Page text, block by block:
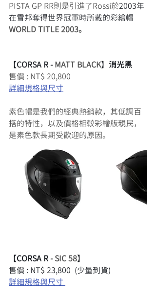
PISTA GP RR則是引進了Rossi於2003年
在雪邦奪得世界冠軍時所戴的彩繪帽
WORLD TITLE 2003。
【CORSA R - MATT BLACK】 消光黑
售價 : NT$ 20,800
詳細規格與尺寸
素色帽是我們的經典熱銷款，其低調百
搭的特性，以及價格相較彩繪版親民，
是素色款長期受歡迎的原因。
【CORSA R - SIC 58】
售價 : NT$ 23,800  (少量到貨)
詳細規格與尺寸